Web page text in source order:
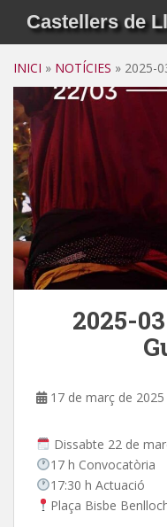
Castellers de
INICI » NOTÍCIES » 2025-
2025-
17 de març de 2025
Dissabte 22 de
17 h Convocatòria
17:30 h Actuació
Plaça Bisbe